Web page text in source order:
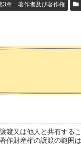
3章 著作者及び著作権
渡又は他人と共有する
作財産権の譲渡の範囲